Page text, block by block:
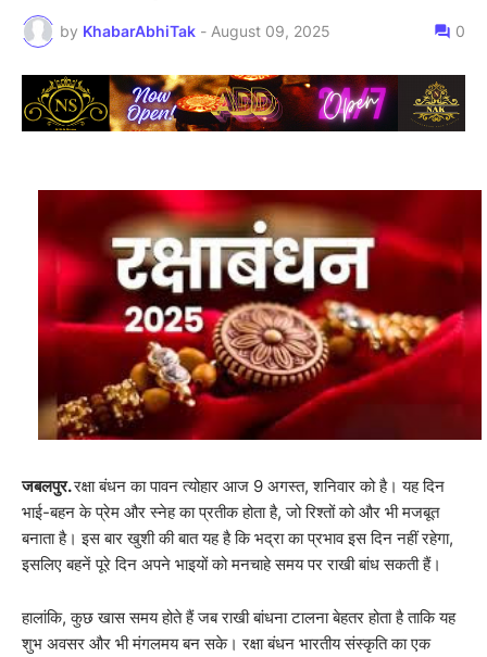
by KhabarAbhiTak - August 09, 2025 0
जबलपुर.रक्षा बंधन का पावन त्योहार आज 9 अगस्त, शनिवार को है। यह दिन
भाई-बहन के प्रेम और स्नेह का प्रतीक होता है, जो रिश्तों को और भी मजबूत
बनाता है। इस बार खुशी की बात यह है कि भद्रा का प्रभाव इस दिन नहीं रहेगा,
इसलिए बहनें पूरे दिन अपने भाइयों को मनचाहे समय पर राखी बांध सकती हैं।
हालांकि, कुछ खास समय होते हैं जब राखी बांधना टालना बेहतर होता है ताकि यह
शुभ अवसर और भी मंगलमय बन सके। रक्षा बंधन भारतीय संस्कृति का एक